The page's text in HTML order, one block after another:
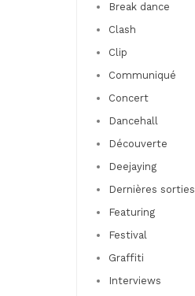
Break dance
Clash
Clip
Communiqué
Concert
Dancehall
Découverte
Deejaying
Dernières sorties
Featuring
Festival
Graffiti
Interviews